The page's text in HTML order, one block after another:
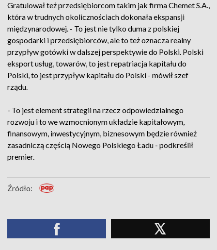
Gratulował też przedsiębiorcom takim jak firma Chemet S.A.,
która w trudnych okolicznościach dokonała ekspansji
międzynarodowej. - To jest nie tylko duma z polskiej
gospodarki i przedsiębiorców, ale to też oznacza realny
przypływ gotówki w dalszej perspektywie do Polski. Polski
eksport usług, towarów, to jest repatriacja kapitału do
Polski, to jest przypływ kapitału do Polski - mówił szef
rządu.
- To jest element strategii na rzecz odpowiedzialnego
rozwoju i to we wzmocnionym układzie kapitałowym,
finansowym, inwestycyjnym, biznesowym będzie również
zasadniczą częścią Nowego Polskiego Ładu - podkreślił
premier.
Źródło: